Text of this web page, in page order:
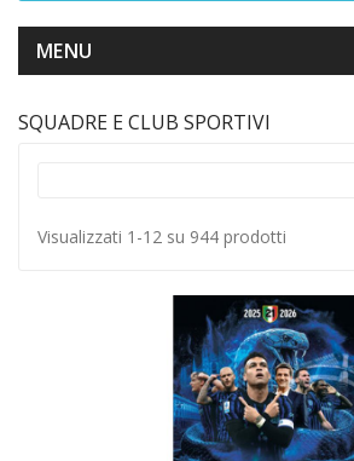
MENU
SQUADRE E CLUB SPORTIVI
Visualizzati 1-12 su 944 prodotti